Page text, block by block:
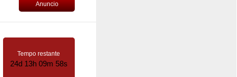
Anuncio
Tempo restante
24d 13h 09m 57s